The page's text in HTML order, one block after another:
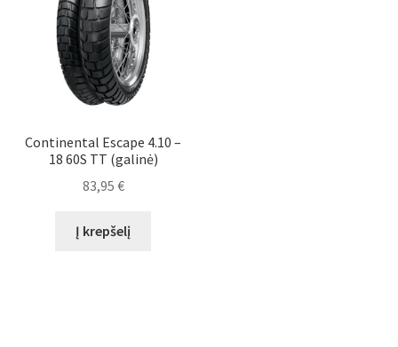
Continental Escape 4.10 –
18 60S TT (galinė)
83,95 €
Į krepšelį